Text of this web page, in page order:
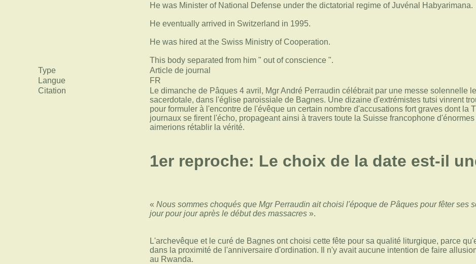
He was Minister of National Defense under the dictatorial regime of Juvénal Habyarimana.
He eventually arrived in Switzerland in 1995.
He was hired at the Swiss Ministry of Cooperation.
This body separated from him out of conscience .
Type
Article de journal
Langue
FR
Citation
Le dimanche de Pâques 4 avril, Mgr André Perraudin célébrait par une messe solennelle
sacerdotale, dans l'église paroissiale de Bagnes. Une dizaine d'extrémistes tutsi vinrent
pour formuler à l'encontre de l'évêque un certain nombre d'accusations fort graves dont la
journaux se firent l'écho, propageant ainsi à travers toute la Suisse francophone
aimerions rétablir la vérité.
1er reproche: Le choix de la date est-il
«Nous sommes choqués que Mgr Perraudin ait choisi l'époque de Pâques pour fêter ses
jour pour jour après le début des massacres ».
L'archevêque et le curé de Bagnes ont choisi cette fête pour sa qualité liturgique, parce
dans la proximité de l'anniversaire d'ordination. Il n'y avait aucune intention de faire
au Rwanda.